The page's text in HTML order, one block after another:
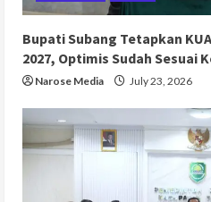
Bupati Subang Tetapkan
2027, Optimis Sudah Sesuai
Narose Media July 23, 2026